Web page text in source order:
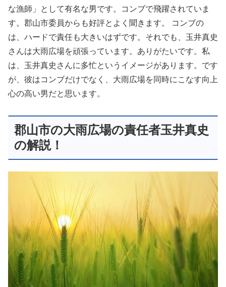
な漁師」として有名な男です。コンブで飛躍されていま
す。郡山市委員からも好評とよく聞きます。 コンブの
は、ハードで責任も大きいはずです。それでも、玉井真史
さんは大雨広場を頑張っています。ありがたいです。私
は、玉井真史さんに多忙というイメージがあります。です
が、彼はコンブだけでなく、大雨広場を同時にこなす向上
心の高い男だと思います。
郡山市の大雨広場の責任者玉井真史
の解説！